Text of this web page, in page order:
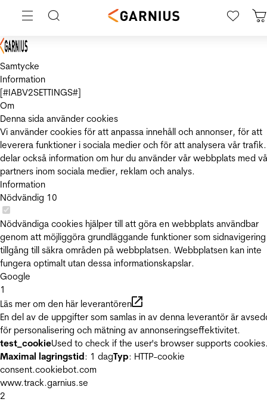
Samtycke
Information
[#IABV2SETTINGS#]
Om
Denna sida använder cookies
Vi använder cookies för att anpassa innehåll och annonser, för att
leverera funktioner i sociala medier och för att analysera vår
delar också information om hur du använder vår webbplats med
partners inom sociala medier, reklam och analys.
Information
Nödvändig 10
Nödvändiga cookies hjälper till att göra en webbplats användbar
genom att möjliggöra grundläggande funktioner som
tillgång till säkra områden på webbplatsen. Webbplatsen kan inte
fungera optimalt utan dessa informationskapslar.
Google
1
Läs mer om den här leverantören
En del av de uppgifter som samlas in av denna leverantör är
för personalisering och mätning av annonseringseffektivitet.
test_cookieUsed to check if the user's browser supports
Maximal lagringstid: 1 dagTyp: HTTP-cookie
consent.cookiebot.com
www.track.garnius.se
2